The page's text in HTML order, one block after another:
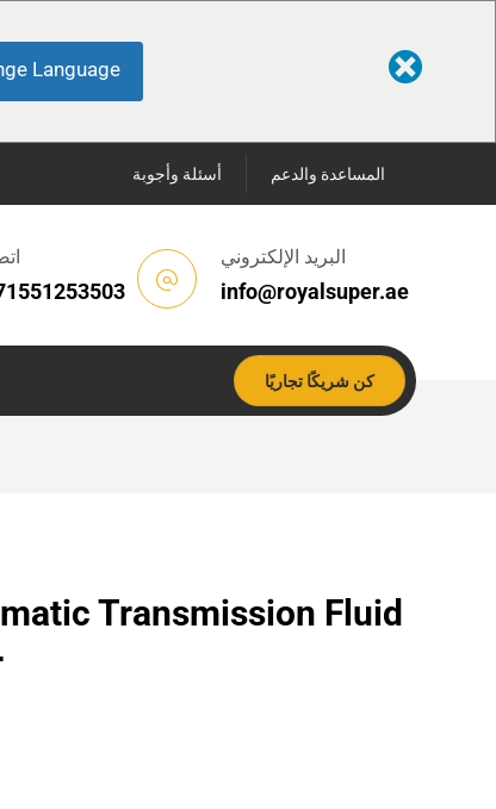
Language
المساعدة والدعم أسئلة وأجوبة
البريد الإلكتروني
info@royalsuper.ae
كن شريكًا تجاريًا
Transmission Fluid​